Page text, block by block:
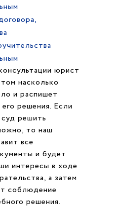
юрист
насколько
и распишет
решения. Если
решить
то наш
все
и будет
интересы в ходе
а затем
соблюдение
решения.